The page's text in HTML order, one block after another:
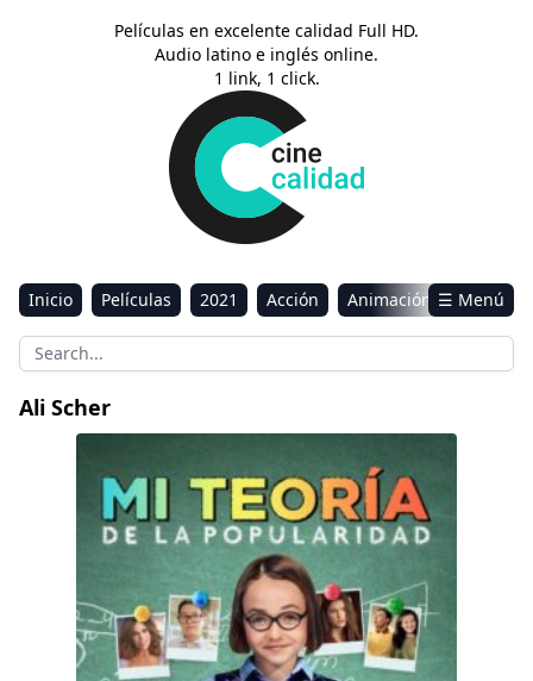
Películas en excelente calidad Full HD.
Audio latino e inglés online.
1 link, 1 click.
Inicio Películas 2021 Acción
Animación
Aventura
Ciencia ficción Comedia
Drama
Sci-Fi & Fantasy
☰ Menú
Ali Scher